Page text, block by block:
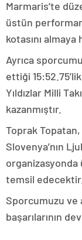
Marmaris’te
üstün
kotasını almaya
Ayrıca
ettiği
Yıldızlar Milli
kazanmıştır.
Toprak Topatan,
Slovenya’nın
organizasyonda
temsil edecektir.
Sporcumuzu
başarılarının